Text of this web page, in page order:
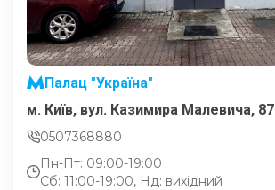
Палац "Україна"
м. Київ, вул. Казимира Малевича, 87
0507368880
Пн-Пт: 09:00-19:00
Сб: 11:00-19:00, Нд: вихідний